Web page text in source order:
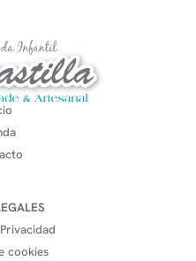
cookies